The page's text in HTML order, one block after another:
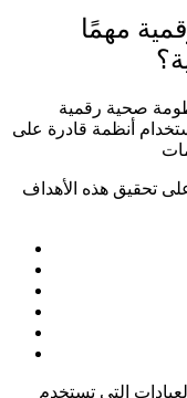
مهمًا
صحية رقمية
أنظمة قادرة على
تحقيق هذه الأهداف